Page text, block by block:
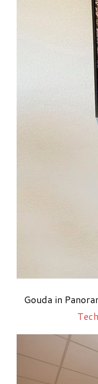
Gouda in